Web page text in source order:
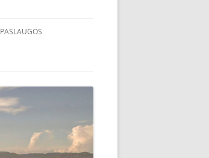
PASLAUGOS